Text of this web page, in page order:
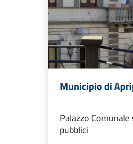
Municipio di
Palazzo
pubblici